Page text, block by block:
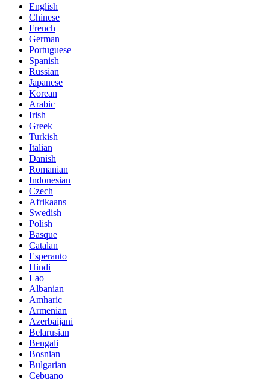
English
Chinese
French
German
Portuguese
Spanish
Russian
Japanese
Korean
Arabic
Irish
Greek
Turkish
Italian
Danish
Romanian
Indonesian
Czech
Afrikaans
Swedish
Polish
Basque
Catalan
Esperanto
Hindi
Lao
Albanian
Amharic
Armenian
Azerbaijani
Belarusian
Bengali
Bosnian
Bulgarian
Cebuano